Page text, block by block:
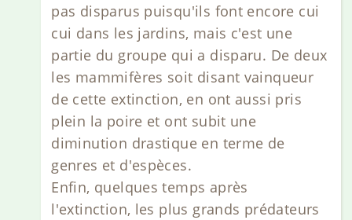
pas disparus puisqu'ils font encore cui
cui dans les jardins, mais c'est une
partie du groupe qui a disparu. De deux
les mammifères soit disant vainqueur
de cette extinction, en ont aussi pris
plein la poire et ont subit une
diminution drastique en terme de
genres et d'espèces.
Enfin, quelques temps après
l'extinction, les plus grands prédateurs